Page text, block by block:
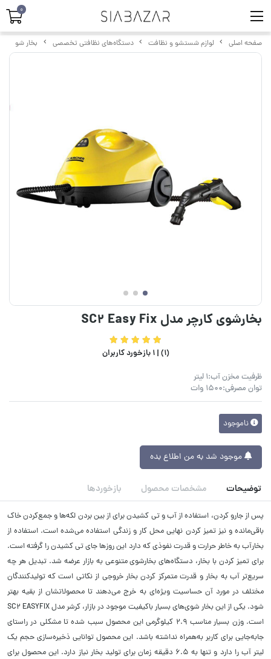
صفحه اصلی لوازم شستشو و نظافت دستگاه‌های نظافتی تخصصی بخار شو
بخارشوی کارچر مدل SC2 Easy Fix
(1) | 1 بازخورد کاربران
ظرفیت مخزن آب:1 لیتر
توان مصرفی:1500 وات
ناموجود
موجود شد به من اطلاع بده
توضیحات مشخصات محصول بازخوردها
پس از جارو کردن، استفاده از آب و تی کشیدن برای از بین بردن لکه‌ها و جمع‌کردن خاک
باقی‌مانده و نیز تمیز کردن نهایی محل کار و زندگی استفاده می‌شده است. استفاده از
بخارآب به خاطر حرارت و قدرت نفوذی که دارد این روزها جای تی کشیدن را گرفته است.
برای تمیز کردن با بخار، دستگاه‌های بخارشوی متنوعی به بازار عرضه شد. تبدیل هر چه
سریع‌تر آب به بخار و قدرت متمرکز کردن بخار خروجی از نکاتی است که تولیدکنندگان
مختلف در مورد آن حساسیت ویژه‌ای به خرج می‌دهند تا محصولاتشان از بقیه بهتر
شود. یکی از این بخار شوی‌های بسیار با‌کیفیت موجود در بازار، کرشر مدل SC2 EASYFIX
است. وزن بسیار مناسب 2.9 کیلوگرمی این محصول سبب شده تا مشکلی در راستای
جا‌به‌جایی برای کاربر به‌همراه نداشته باشد. این محصول توانایی ذخیره‌سازی حجم یک
لیتر آب را دارد و تنها به 6.5 دقیقه زمان برای تولید بخار نیاز دارد. این محصول برای
0